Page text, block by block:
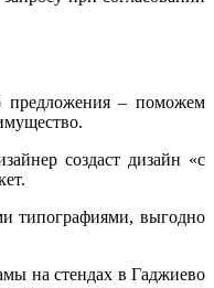
предложения – поможем
создаст дизайн «с
типографиями, выгодно
на стендах в Гаджиево